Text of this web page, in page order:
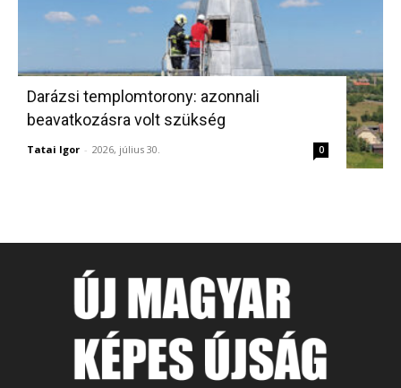
Darázsi templomtorony: azonnali
beavatkozásra volt szükség
Tatai Igor - 2026, július 30. 0